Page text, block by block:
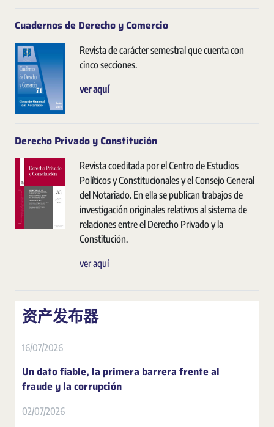
Cuadernos de Derecho y Comercio
Revista de carácter semestral que cuenta con
cinco secciones.
ver aquí
Derecho Privado y Constitución
Revista coeditada por el Centro de Estudios
Políticos y Constitucionales y el Consejo General
del Notariado. En ella se publican trabajos de
investigación originales relativos al sistema de
relaciones entre el Derecho Privado y la
Constitución.
ver aquí
资产发布器
16/07/2026
Un dato fiable, la primera barrera frente al
fraude y la corrupción
02/07/2026